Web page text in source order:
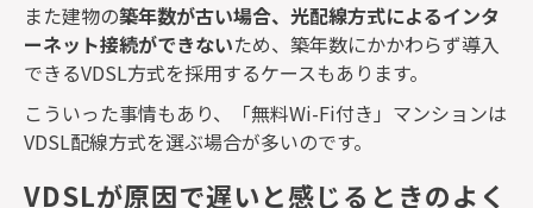
また建物の築年数が古い場合、光配線方式によるインタ
ーネット接続ができないため、築年数にかかわらず導入
できるVDSL方式を採用するケースもあります。
こういった事情もあり、「無料Wi-Fi付き」マンションは
VDSL配線方式を選ぶ場合が多いのです。
VDSLが原因で遅いと感じるときのよく